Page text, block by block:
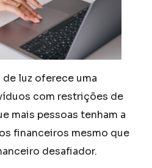
luz oferece uma
com restrições de
mais pessoas tenham a
financeiros mesmo que
desafiador.